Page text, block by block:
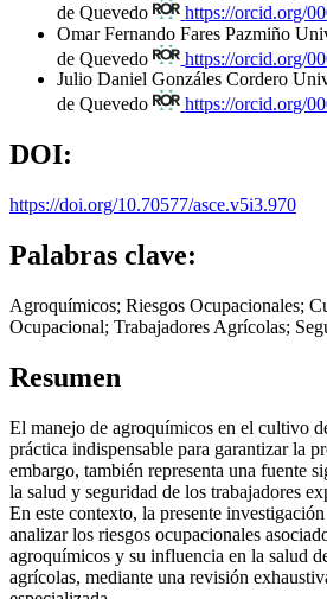
de Quevedo
https://orcid.org/
Omar Fernando Fares Pazmiño
de Quevedo
https://orcid.org/
Julio Daniel Gonzáles Cordero
de Quevedo
https://orcid.org/
DOI:
https://doi.org/10.70577/asce.v5i3.970
Palabras clave:
Agroquímicos; Riesgos Ocupacionales;
Ocupacional; Trabajadores Agrícolas;
Resumen
El manejo de agroquímicos en el cultivo
práctica indispensable para garantizar la
embargo, también representa una fuente
la salud y seguridad de los trabajadores
En este contexto, la presente
analizar los riesgos ocupacionales
agroquímicos y su influencia en la salud
agrícolas, mediante una revisión